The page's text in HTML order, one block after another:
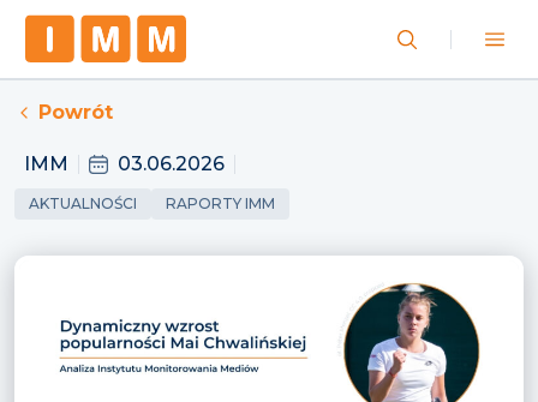
Powrót
IMM 03.06.2026
AKTUALNOŚCI RAPORTY IMM